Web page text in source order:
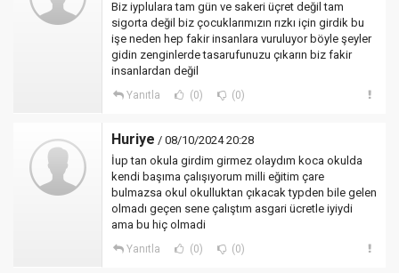
Biz iyplulara tam gün ve sakeri üçret değil tam
sigorta değil biz çocuklarımızın rızkı için girdik bu
işe neden hep fakir insanlara vuruluyor böyle şeyler
gidin zenginlerde tasarufunuzu çıkarın biz fakir
insanlardan değil
Yanıtla (0) (0)
Huriye / 08/10/2024 20:28
İup tan okula girdim girmez olaydım koca okulda
kendi başıma çalışıyorum milli eğitim çare
bulmazsa okul okulluktan çıkacak typden bile gelen
olmadı geçen sene çalıştım asgari ücretle iyiydi
ama bu hiç olmadi
Yanıtla (0) (0)